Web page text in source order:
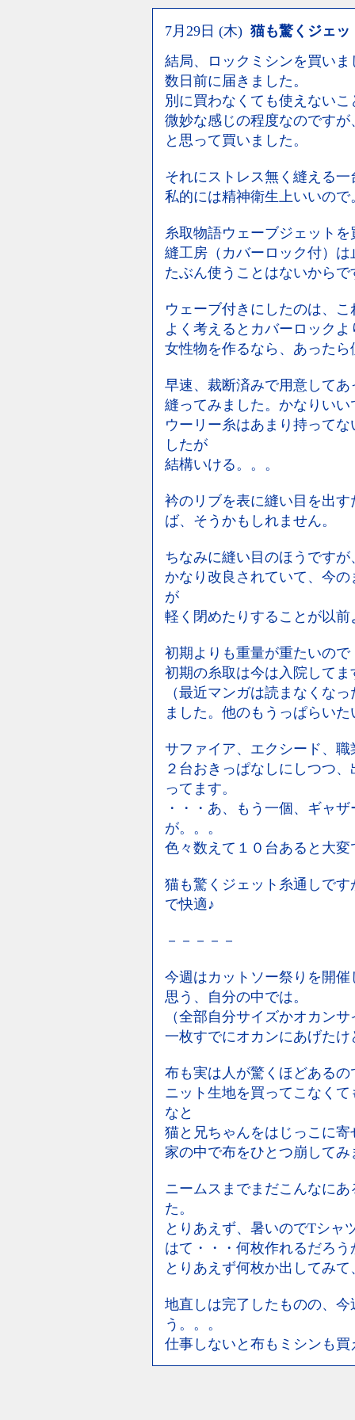
7月29日 (木) 猫も驚くジェ
結局、ロックミシンを買いま
数日前に届きました。
別に買わなくても使えないこ
微妙な感じの程度なのです
と思って買いました。
それにストレス無く縫える
私的には精神衛生上いいので
糸取物語ウェーブジェット
縫工房（カバーロック付）
たぶん使うことはないからで
ウェーブ付きにしたのは、
よく考えるとカバーロック
女性物を作るなら、あったら
早速、裁断済みで用意して
縫ってみました。かなりいい
ウーリー糸はあまり持って
したが
結構いける。。。
衿のリブを表に縫い目を出
ば、そうかもしれません。
ちなみに縫い目のほうです
かなり改良されていて、今
が
軽く閉めたりすることが以
初期よりも重量が重たいので
初期の糸取は今は入院して
（最近マンガは読まなくな
ました。他のもうっぱらい
サファイア、エクシード、職
２台おきっぱなしにしつつ
ってます。
・・・あ、もう一個、ギャ
が。。。
色々数えて１０台あると大変
猫も驚くジェット糸通しで
で快適♪
－－－－－
今週はカットソー祭りを開
思う、自分の中では。
（全部自分サイズかオカン
一枚すでにオカンにあげたけ
布も実は人が驚くほどある
ニット生地を買ってこなく
なと
猫と兄ちゃんをはじっこに寄
家の中で布をひとつ崩して
ニームスまでまだこんなに
た。
とりあえず、暑いのでTシャ
はて・・・何枚作れるだろう
とりあえず何枚か出してみ
地直しは完了したものの、
う。。。
仕事しないと布もミシンも